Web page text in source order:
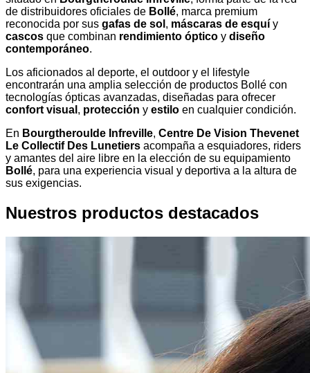
de distribuidores oficiales de Bollé, marca premium
reconocida por sus gafas de sol , máscaras de esquí y
cascos que combinan rendimiento óptico y diseño
contemporáneo.
Los aficionados al deporte, el outdoor y el lifestyle
encontrarán una amplia selección de productos Bollé con
tecnologías ópticas avanzadas, diseñadas para ofrecer
confort visual , protección y estilo en cualquier condición.
En Bourgtheroulde Infreville, Centre De Vision Thevenet
Le Collectif Des Lunetiers acompaña a esquiadores, riders
y amantes del aire libre en la elección de su equipamiento
Bollé, para una experiencia visual y deportiva a la altura de
sus exigencias.
Nuestros productos destacados